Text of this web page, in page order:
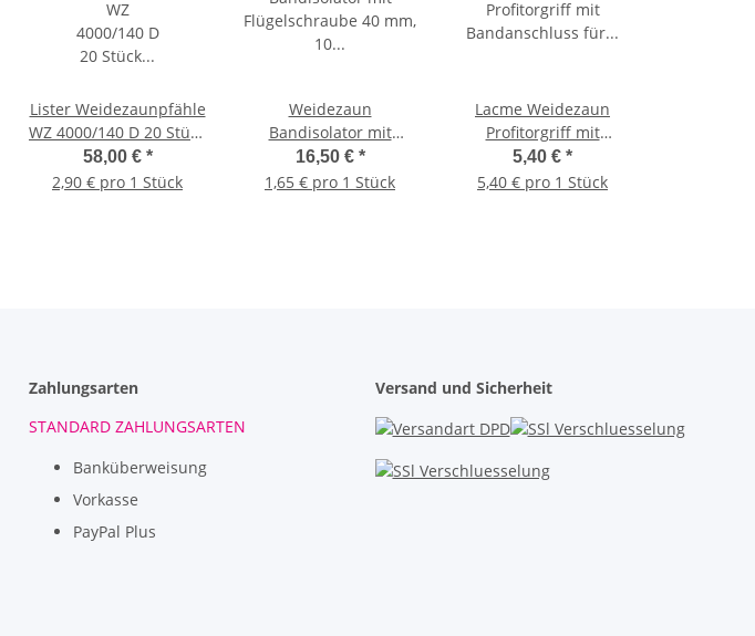
Lister Weidezaunpfähle
WZ 4000/140 D 20 Stück
per Karton (weiß)
58,00 € *
2,90 € pro 1 Stück
Weidezaun
Bandisolator mit
Flügelschraube 40 mm,
10 St.
16,50 € *
1,65 € pro 1 Stück
Lacme Weidezaun
Profitorgriff mit
Bandanschluss für bis
zu 40 mm
5,40 € *
5,40 € pro 1 Stück
Zahlungsarten
STANDARD ZAHLUNGSARTEN
Banküberweisung
Vorkasse
PayPal Plus
Versand und Sicherheit